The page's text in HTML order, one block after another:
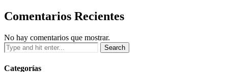
Comentarios Recientes
No hay comentarios que mostrar.
Categorías